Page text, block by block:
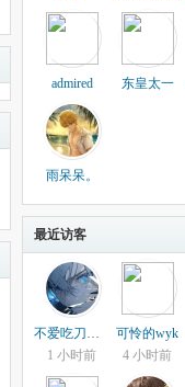
admired 东皇太一
雨呆呆。
最近访客
不爱吃刀的古董
1 小时前
可怜的wyk
4 小时前